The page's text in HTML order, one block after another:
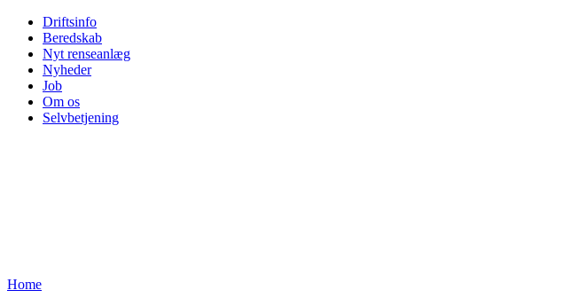
Driftsinfo
Beredskab
Nyt renseanlæg
Nyheder
Job
Om os
Selvbetjening
Home